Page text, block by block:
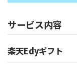
サービス内容
楽天Edyギフト